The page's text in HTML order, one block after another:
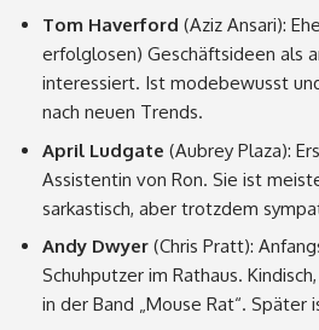
Tom Haverford (Aziz Ansari):
erfolglosen) Geschäftsideen als
interessiert. Ist modebewusst
nach neuen Trends.
April Ludgate (Aubrey Plaza):
Assistentin von Ron. Sie ist
sarkastisch, aber trotzdem
Andy Dwyer (Chris Pratt):
Schuhputzer im Rathaus.
in der Band „Mouse Rat“. Später